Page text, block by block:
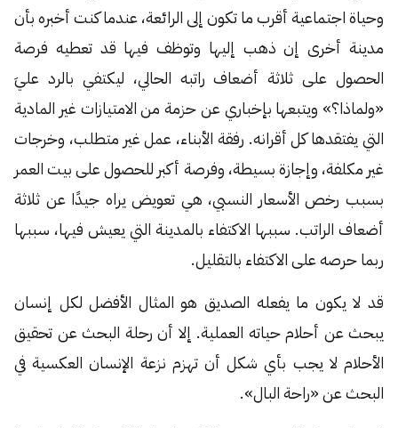
وحياة اجتماعية أقرب ما تكون إلى الرائعة، عندما كنت أخبره بأن
مدينة أخرى إن ذهب إليها وتوظف فيها قد تعطيه فرصة
الحصول على ثلاثة أضعاف راتبه الحالي، ليكتفي بالرد عليَ
«ولماذا؟» ويتبعها بإخباري عن حزمة من الامتيازات غير المادية
التي يفتقدها كل أقرانه. رفقة الأبناء، عمل غير متطلب، وخرجات
غير مكلفة، وإجازة بسيطة، وفرصة أكبر للحصول على بيت العمر
بسبب رخص الأسعار النسبي، هي تعويض يراه جيدًا عن ثلاثة
أضعاف الراتب. سببها الاكتفاء بالمدينة التي يعيش فيها، سببها
ربما حرصه على الاكتفاء بالتقليل.
قد لا يكون ما يفعله الصديق هو المثال الأفضل لكل إنسان
يبحث عن أحلام حياته العملية. إلا أن رحلة البحث عن تحقيق
الأحلام لا يجب بأي شكل أن تهزم نزعة الإنسان العكسية في
البحث عن «راحة البال».